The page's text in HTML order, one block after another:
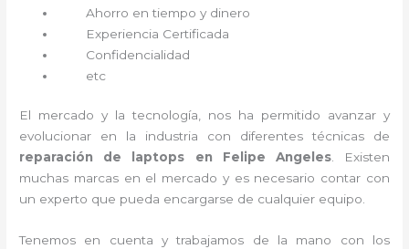
Ahorro en tiempo y dinero
Experiencia Certificada
Confidencialidad
etc
El mercado y la tecnología, nos ha permitido avanzar y
evolucionar en la industria con diferentes técnicas de
reparación de laptops en Felipe Angeles. Existen
muchas marcas en el mercado y es necesario contar con
un experto que pueda encargarse de cualquier equipo.
Tenemos en cuenta y trabajamos de la mano con los